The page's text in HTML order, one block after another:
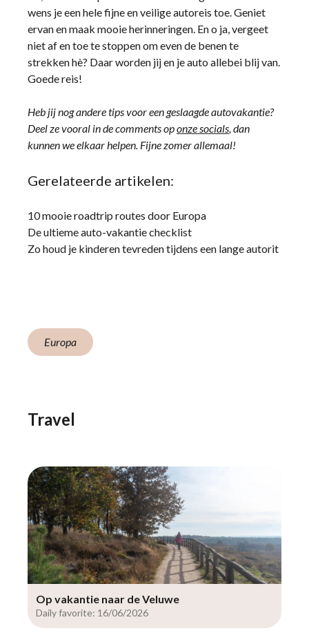
wens je een hele fijne en veilige autoreis toe. Geniet
ervan en maak mooie herinneringen. En o ja, vergeet
niet af en toe te stoppen om even de benen te
strekken hè? Daar worden jij en je auto allebei blij van.
Goede reis!
Heb jij nog andere tips voor een geslaagde autovakantie?
Deel ze vooral in de comments oponze socials, dan
kunnen we elkaar helpen. Fijne zomer allemaal!
Gerelateerde artikelen:
10 mooie roadtrip routes door Europa
De ultieme auto-vakantie checklist
Zo houd je kinderen tevreden tijdens een lange autorit
Europa
Travel
Op vakantie naar de Veluwe
Daily favorite: 16/06/2026